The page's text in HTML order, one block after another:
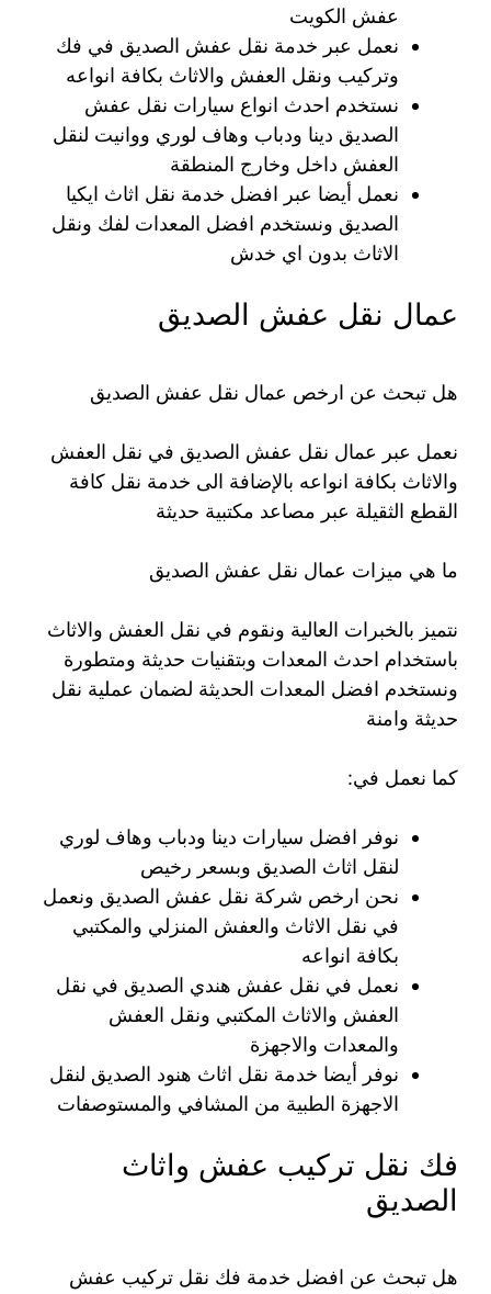
عفش الكويت
نعمل عبر خدمة نقل عفش الصديق في فك
وتركيب ونقل العفش والاثاث بكافة انواعه
نستخدم احدث انواع سيارات نقل عفش
الصديق دينا ودباب وهاف لوري ووانيت لنقل
العفش داخل وخارج المنطقة
نعمل أيضا عبر افضل خدمة نقل اثاث ايكيا
الصديق ونستخدم افضل المعدات لفك ونقل
الاثاث بدون اي خدش
عمال نقل عفش الصديق
هل تبحث عن ارخص عمال نقل عفش الصديق
نعمل عبر عمال نقل عفش الصديق في نقل العفش
والاثاث بكافة انواعه بالإضافة الى خدمة نقل كافة
القطع الثقيلة عبر مصاعد مكتبية حديثة
ما هي ميزات عمال نقل عفش الصديق
نتميز بالخبرات العالية ونقوم في نقل العفش والاثاث
باستخدام احدث المعدات وبتقنيات حديثة ومتطورة
ونستخدم افضل المعدات الحديثة لضمان عملية نقل
حديثة وامنة
كما نعمل في:
نوفر افضل سيارات دينا ودباب وهاف لوري
لنقل اثاث الصديق وبسعر رخيص
نحن ارخص شركة نقل عفش الصديق ونعمل
في نقل الاثاث والعفش المنزلي والمكتبي
بكافة انواعه
نعمل في نقل عفش هندي الصديق في نقل
العفش والاثاث المكتبي ونقل العفش
والمعدات والاجهزة
نوفر أيضا خدمة نقل اثاث هنود الصديق لنقل
الاجهزة الطبية من المشافي والمستوصفات
فك نقل تركيب عفش واثاث
الصديق
هل تبحث عن افضل خدمة فك نقل تركيب عفش